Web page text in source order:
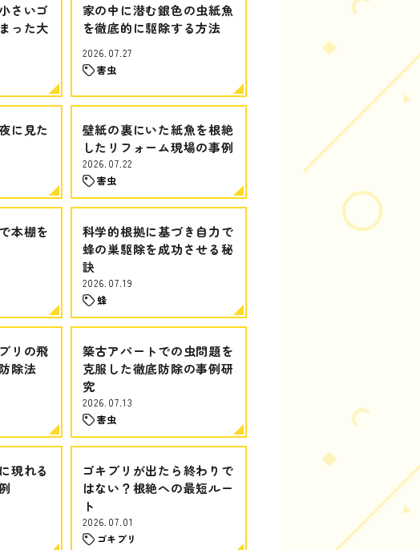
さいゴ
った大
家の中に潜む銀色の虫紙魚
を徹底的に駆除する方法
2026.07.27
害虫
に見た
壁紙の裏にいた紙魚を根絶
したリフォーム現場の事例
2026.07.22
害虫
本棚を
科学的根拠に基づき自力で
蜂の巣駆除を成功させる秘
訣
2026.07.19
蜂
リの飛
除法
築古アパートでの虫問題を
克服した徹底防除の事例研
究
2026.07.13
害虫
現れる
ゴキブリが出たら終わりで
はない？根絶への最短ルー
ト
2026.07.01
ゴキブリ